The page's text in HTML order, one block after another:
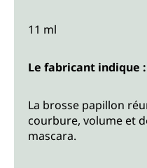
11 ml
Le fabricant indique :
La brosse papillon
courbure, volume et
mascara.